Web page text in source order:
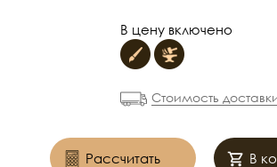
В цену включено
Стоимость
Рассчитать В